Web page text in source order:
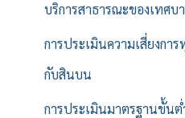
บริการสาธารณะของเทศบ
การประเมินความเสี่ยงกา
กับสินบน
การประเมินมาตรฐานขั้นต่